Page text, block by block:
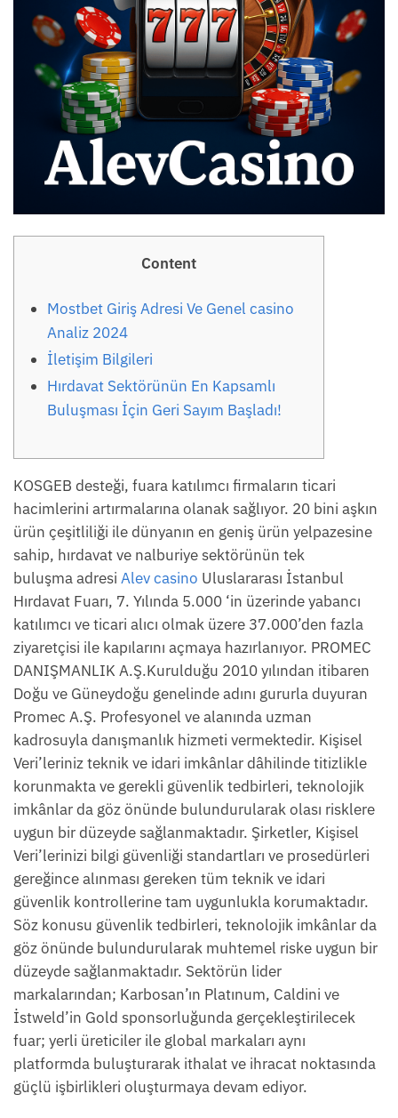
Content
Mostbet Giriş Adresi Ve Genel casino
Analiz 2024
İletişim Bilgileri
Hırdavat Sektörünün En Kapsamlı
Buluşması İçin Geri Sayım Başladı!
KOSGEB desteği, fuara katılımcı firmaların ticari
hacimlerini artırmalarına olanak sağlıyor. 20 bini aşkın
ürün çeşitliliği ile dünyanın en geniş ürün yelpazesine
sahip, hırdavat ve nalburiye sektörünün tek
buluşma adresi Alev casino Uluslararası İstanbul
Hırdavat Fuarı, 7. Yılında 5.000 ‘in üzerinde yabancı
katılımcı ve ticari alıcı olmak üzere 37.000’den fazla
ziyaretçisi ile kapılarını açmaya hazırlanıyor. PROMEC
DANIŞMANLIK A.Ş.Kurulduğu 2010 yılından itibaren
Doğu ve Güneydoğu genelinde adını gururla duyuran
Promec A.Ş. Profesyonel ve alanında uzman
kadrosuyla danışmanlık hizmeti vermektedir. Kişisel
Veri’leriniz teknik ve idari imkânlar dâhilinde titizlikle
korunmakta ve gerekli güvenlik tedbirleri, teknolojik
imkânlar da göz önünde bulundurularak olası risklere
uygun bir düzeyde sağlanmaktadır. Şirketler, Kişisel
Veri’lerinizi bilgi güvenliği standartları ve prosedürleri
gereğince alınması gereken tüm teknik ve idari
güvenlik kontrollerine tam uygunlukla korumaktadır.
Söz konusu güvenlik tedbirleri, teknolojik imkânlar da
göz önünde bulundurularak muhtemel riske uygun bir
düzeyde sağlanmaktadır. Sektörün lider
markalarından; Karbosan’ın Platınum, Caldini ve
İstweld’in Gold sponsorluğunda gerçekleştirilecek
fuar; yerli üreticiler ile global markaları aynı
platformda buluşturarak ithalat ve ihracat noktasında
güçlü işbirlikleri oluşturmaya devam ediyor.